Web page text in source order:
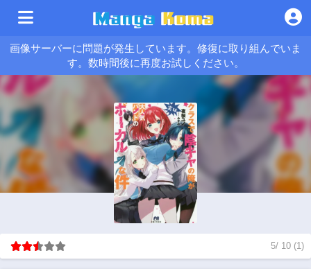
画像サーバーに問題が発生しています。修復に取り組んでいま
す。数時間後に再度お試しください。
5/ 10 (1)